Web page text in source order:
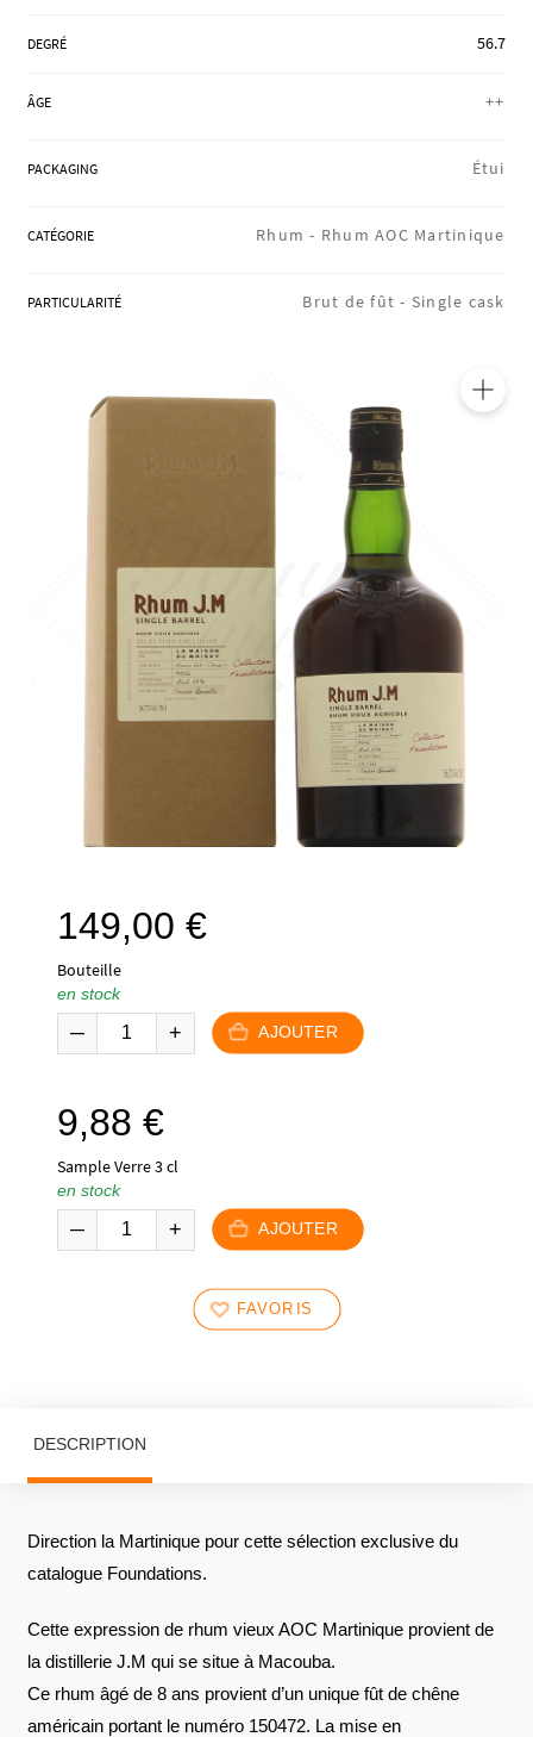
BLOG
DEGRÉ 56.7
ÂGE ++
PACKAGING Étui
CATÉGORIE Rhum - Rhum AOC Martinique
PARTICULARITÉ Brut de fût - Single cask
149,00 €
Bouteille
en stock
AJOUTER
9,88 €
Sample Verre 3 cl
en stock
AJOUTER
FAVORIS
DESCRIPTION
Direction la Martinique pour cette sélection exclusive du
catalogue Foundations.
Cette expression de rhum vieux AOC Martinique provient de
la distillerie J.M qui se situe à Macouba.
Ce rhum âgé de 8 ans provient d’un unique fût de chêne
américain portant le numéro 150472. La mise en